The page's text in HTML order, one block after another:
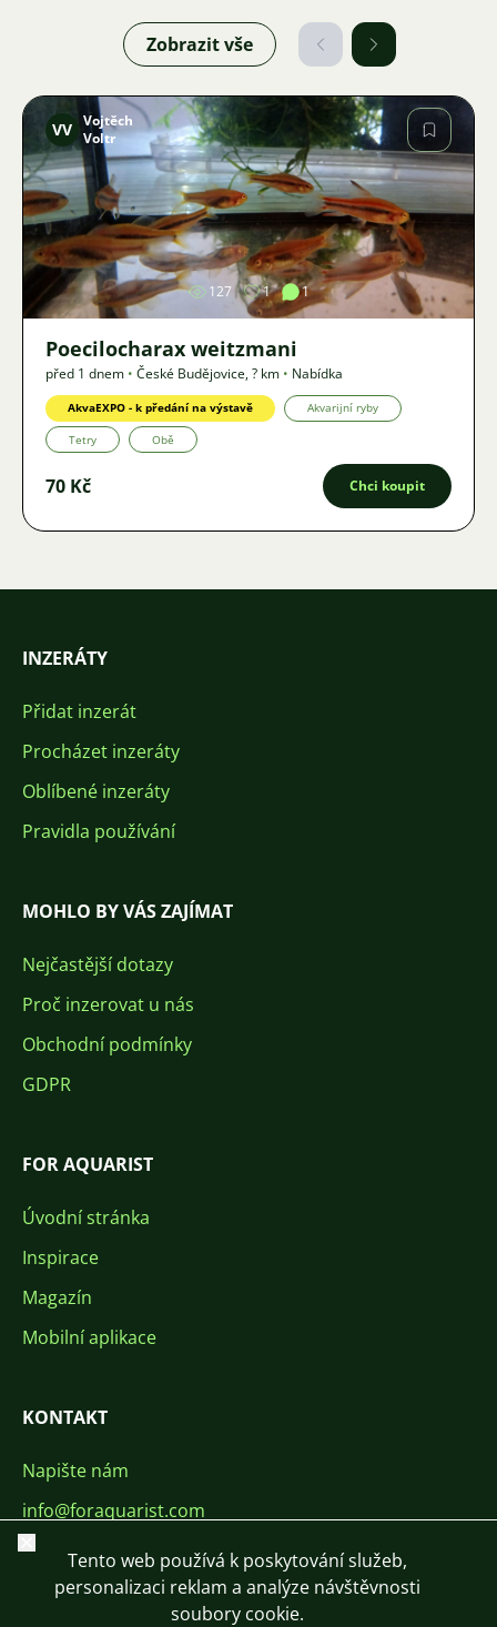
Zobrazit vše
Obrázek
VV Vojtěch
Voltr
127 1 1
Poecilocharax weitzmani
před 1 dnem • České Budějovice,? km • Nabídka
AkvaEXPO - k předání na výstavě Akvarijní ryby
Tetry Obě
70 Kč Chci koupit
INZERÁTY
Přidat inzerát
Procházet inzeráty
Oblíbené inzeráty
Pravidla používání
MOHLO BY VÁS ZAJÍMAT
Nejčastější dotazy
Proč inzerovat u nás
Obchodní podmínky
GDPR
FOR AQUARIST
Úvodní stránka
Inspirace
Magazín
Mobilní aplikace
KONTAKT
Napište nám
info@foraquarist.com
+420 603 449 602
Zavřít
Tento web používá k poskytování služeb,
personalizaci reklam a analýze návštěvnosti
soubory cookie.